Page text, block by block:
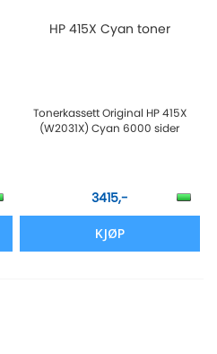
HP 415X Cyan toner
Tonerkassett Original HP 415X
(W2031X) Cyan 6000 sider
3415,-
KJØP